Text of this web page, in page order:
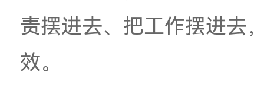
与会人员紧扣正确政